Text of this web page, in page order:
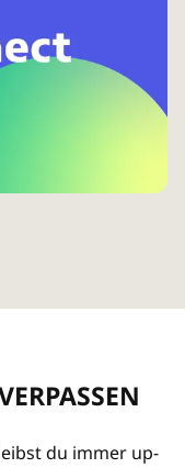
du immer up-